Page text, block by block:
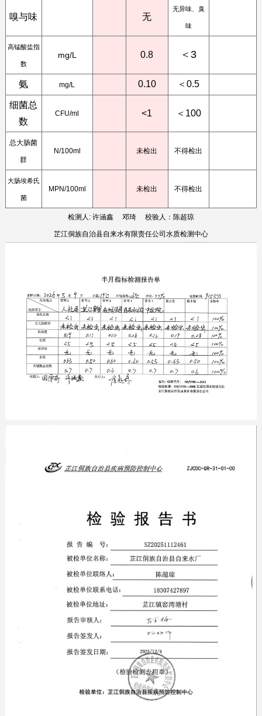
嗅与味 无
无异味、臭
味
高锰酸盐指
数
mg/L 0.8 ＜3
氨 mg/L 0.10 ＜0.5
细菌总
数
CFU/ml <1 ＜100
总大肠菌
群
N/100ml 未检出 不得检出
大肠埃希氏
菌
MPN/100ml 未检出 不得检出
检测人: 许涵鑫 邓琦 校验人：陈超琼
芷江侗族自治县自来水有限责任公司水质检测中心